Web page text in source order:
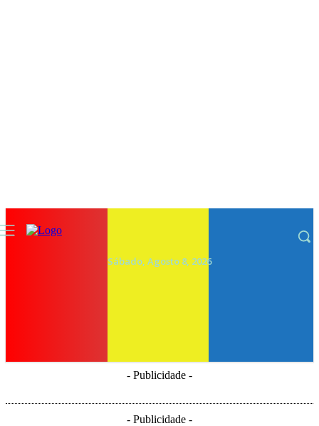
Sábado, Agosto 8, 2026
- Publicidade -
- Publicidade -